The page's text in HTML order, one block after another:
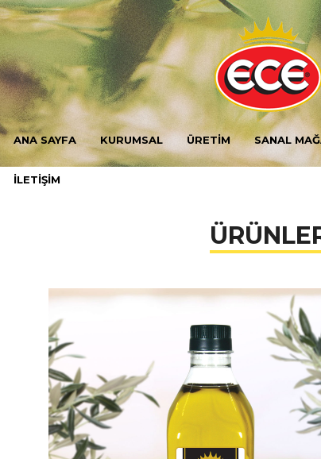
ANA SAYFA KURUMSAL ÜRETİM SANAL
İLETİŞİM